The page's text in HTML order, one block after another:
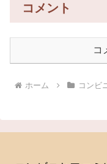
コメント
コ
ホーム コンビ